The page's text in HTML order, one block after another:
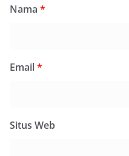
Nama *
Email*
Situs Web